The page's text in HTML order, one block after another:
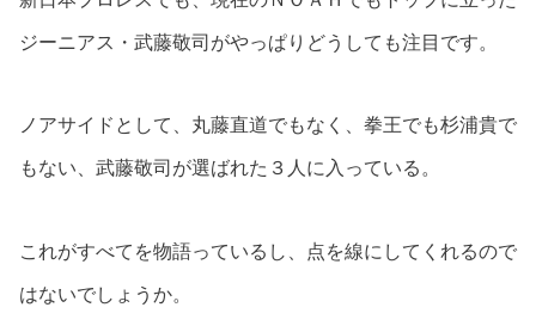
ジーニアス・武藤敬司がやっぱりどうしても注目です。
ノアサイドとして、丸藤直道でもなく、拳王でも杉浦貴で
もない、武藤敬司が選ばれた３人に入っている。
これがすべてを物語っているし、点を線にしてくれるので
はないでしょうか。